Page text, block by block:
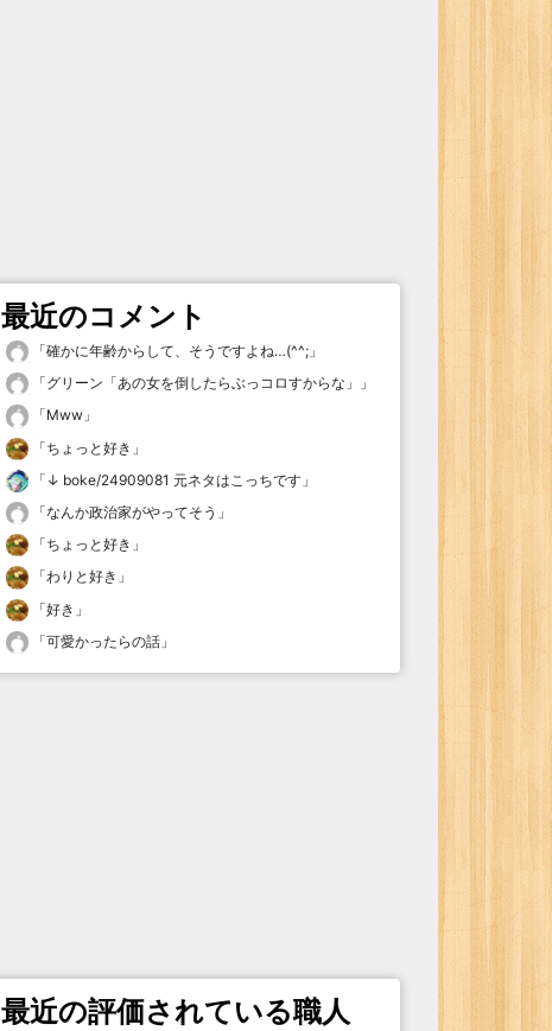
最近のコメント
「確かに年齢からして、そうですよね…(^^; 」
「グリーン「あの女を倒したらぶっコロすからな」
」
「Mww 」
「ちょっと好き 」
「 ↓ boke/24909081 元ネタはこっちです 」
「なんか政治家がやってそう 」
「ちょっと好き 」
「わりと好き 」
「好き 」
「可愛かったらの話 」
最近の評価されている職人